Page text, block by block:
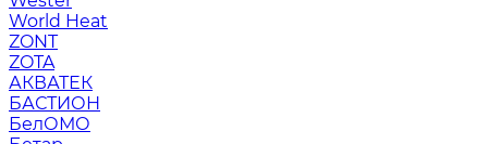
World Heat
ZONT
ZOTA
АКВАТЕК
БАСТИОН
БелОМО